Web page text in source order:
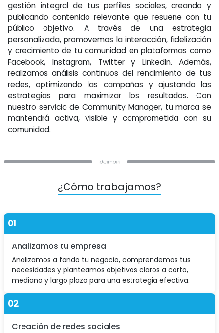
gestión integral de tus perfiles sociales, creando y
publicando contenido relevante que resuene con tu
público objetivo. A través de una estrategia
personalizada, promovemos la interacción, fidelización
y crecimiento de tu comunidad en plataformas como
Facebook, Instagram, Twitter y LinkedIn. Además,
realizamos análisis continuos del rendimiento de tus
redes, optimizando las campañas y ajustando las
estrategias para maximizar los resultados. Con
nuestro servicio de Community Manager, tu marca se
mantendrá activa, visible y comprometida con su
comunidad.
¿Cómo trabajamos?
01
Analizamos tu empresa
Analizamos a fondo tu negocio, comprendemos tus
necesidades y planteamos objetivos claros a corto,
mediano y largo plazo para una estrategia efectiva.
02
Creación de redes sociales